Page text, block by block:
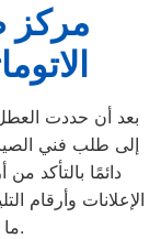
مركز
بعد أن حددت العطل
إلى طلب فني
دائمًا بالتأكد
الإعلانات وأرقام
ما قد يعرضك لعمليات النصب.